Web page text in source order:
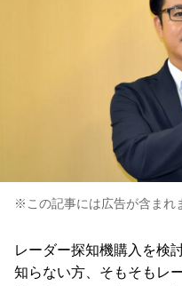
※この記事には広告が含まれ
レーダー探知機購入を検
知らない方、そもそもレ